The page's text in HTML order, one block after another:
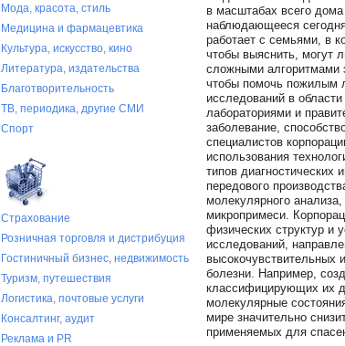
Мода, красота, стиль
Медицина и фармацевтика
Культура, искусство, кино
Литература, издательства
Благотворительность
ТВ, периодика, другие СМИ
Спорт
Страхование
Розничная торговля и дистрибуция
Гостиничный бизнес, недвижимость
Туризм, путешествия
Логистика, почтовые услуги
Консалтинг, аудит
Реклама и PR
в масштабах всего
наблюдающееся
работает с семьями, в
чтобы выяснить, могут
сложными алгоритмами
чтобы помочь пожилым
исследований в
лабораториями и
заболевание,
специалистов
использования
типов диагностических
передового
молекулярного
микропримеси.
физических структур и
исследований,
высокочувствительных
болезни. Например,
классифицирующих их
молекулярные
мире значительно
применяемых для